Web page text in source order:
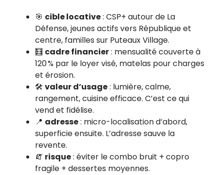
🎯 cible locative: CSP+ autour de La
Défense, jeunes actifs vers République et
centre, familles sur Puteaux Village.
🧮 cadre financier: mensualité couverte à
120 % par le loyer visé, matelas pour charges
et érosion.
🛠️ valeur d’usage: lumière, calme,
rangement, cuisine efficace. C’est ce qui
vend et fidélise.
📍 adresse: micro-localisation d’abord,
superficie ensuite. L’adresse sauve la
revente.
🧯 risque: éviter le combo bruit + copro
fragile + dessertes moyennes.